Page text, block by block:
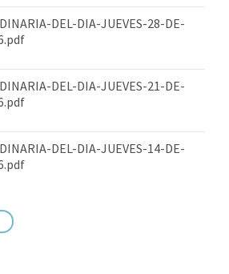
DEL-DIA-JUEVES-28-DE-
DEL-DIA-JUEVES-21-DE-
DEL-DIA-JUEVES-14-DE-